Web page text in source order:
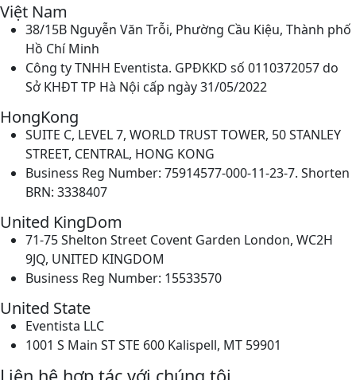
Việt Nam
38/15B Nguyễn Văn Trỗi, Phường Cầu Kiệu, Thành phố
Hồ Chí Minh
Công ty TNHH Eventista. GPĐKKD số 0110372057 do
Sở KHĐT TP Hà Nội cấp ngày 31/05/2022
HongKong
SUITE C, LEVEL 7, WORLD TRUST TOWER, 50 STANLEY
STREET, CENTRAL, HONG KONG
Business Reg Number: 75914577-000-11-23-7. Shorten
BRN: 3338407
United KingDom
71-75 Shelton Street Covent Garden London, WC2H
9JQ, UNITED KINGDOM
Business Reg Number: 15533570
United State
Eventista LLC
1001 S Main ST STE 600 Kalispell, MT 59901